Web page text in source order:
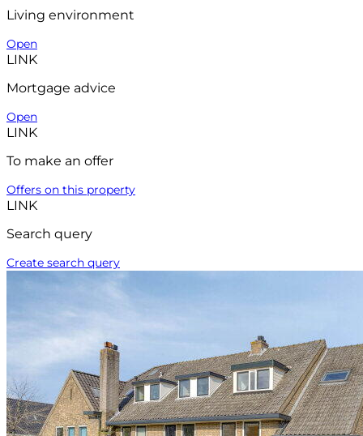
Living environment
Open
LINK
Mortgage advice
Open
LINK
To make an offer
Offers on this property
LINK
Search query
Create search query